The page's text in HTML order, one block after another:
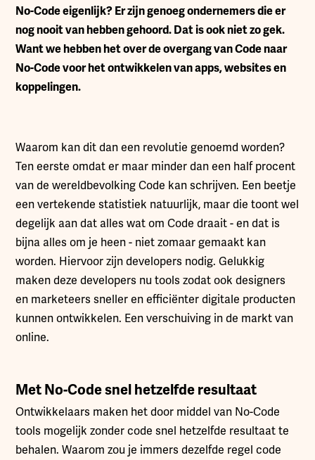
No-Code eigenlijk? Er zijn genoeg ondernemers die er
nog nooit van hebben gehoord. Dat is ook niet zo gek.
Want we hebben het over de overgang van Code naar
No-Code voor het ontwikkelen van apps, websites en
koppelingen.
Waarom kan dit dan een revolutie genoemd worden?
Ten eerste omdat er maar minder dan een half procent
van de wereldbevolking Code kan schrijven. Een beetje
een vertekende statistiek natuurlijk, maar die toont wel
degelijk aan dat alles wat om Code draait - en dat is
bijna alles om je heen - niet zomaar gemaakt kan
worden. Hiervoor zijn developers nodig. Gelukkig
maken deze developers nu tools zodat ook designers
en marketeers sneller en efficiënter digitale producten
kunnen ontwikkelen. Een verschuiving in de markt van
online.
Met No-Code snel hetzelfde resultaat
Ontwikkelaars maken het door middel van No-Code
tools mogelijk zonder code snel hetzelfde resultaat te
behalen. Waarom zou je immers dezelfde regel code